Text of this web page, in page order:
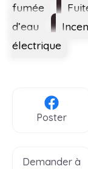
fumée
d’eau
électrique
Poster
Demander à